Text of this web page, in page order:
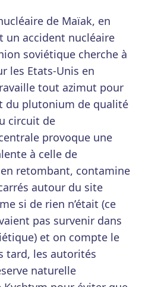
de Maïak, en
un accident nucléaire
soviétique cherche à
les Etats-Unis en
tout azimut pour
du plutonium de qualité
circuit de
provoque une
à celle de
retombant, contamine
autour du site
si de rien n’était (ce
pas survenir dans
et on compte le
tard, les autorités
naturelle